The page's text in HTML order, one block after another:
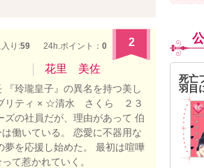
り:59 24h.ポイント： 0 2
花里 美佐
瓏皇子』の異名を持つ美し
リティ × ☆清水 さくら ２３
の社員だが、理由があって 伯
働いている。 恋愛に不器用な
を応援し始めた。 最初は喧嘩
て惹かれていく。
死亡
羽目